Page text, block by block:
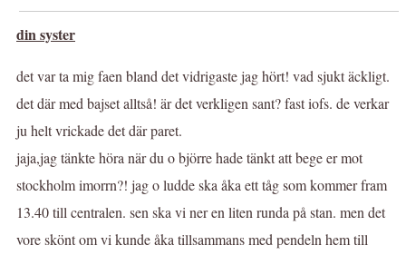
din syster
det var ta mig faen bland det vidrigaste jag hört! vad sjukt äckligt.
det där med bajset alltså! är det verkligen sant? fast iofs. de verkar
ju helt vrickade det där paret.
jaja,jag tänkte höra när du o björre hade tänkt att bege er mot
stockholm imorrn?! jag o ludde ska åka ett tåg som kommer fram
13.40 till centralen. sen ska vi ner en liten runda på stan. men det
vore skönt om vi kunde åka tillsammans med pendeln hem till